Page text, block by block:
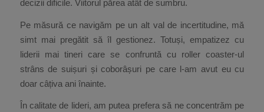
decizii dificile. Viitorul părea atât de sumbru.
Pe măsură ce navigăm pe un alt val de incertitudine, mă
simt mai pregătit să îl gestionez. Totuși, empatizez cu
liderii mai tineri care se confruntă cu roller coaster-ul
strâns de suișuri și coborâșuri pe care l-am avut eu cu
doar câțiva ani înainte.
În calitate de lideri, am putea prefera să ne concentrăm pe